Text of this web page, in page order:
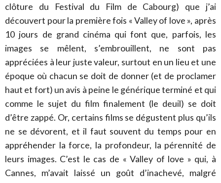
clôture du Festival du Film de Cabourg) que j’ai
découvert pour la première fois « Valley of love », après
10 jours de grand cinéma qui font que, parfois, les
images se mêlent, s’embrouillent, ne sont pas
appréciées à leur juste valeur, surtout en un lieu et une
époque où chacun se doit de donner (et de proclamer
haut et fort) un avis à peine le générique terminé et qui
comme le sujet du film finalement (le deuil) se doit
d’être zappé. Or, certains films se dégustent plus qu’ils
ne se dévorent, et il faut souvent du temps pour en
appréhender la force, la profondeur, la pérennité de
leurs images. C’est le cas de « Valley of love » qui, à
Cannes, m’avait laissé un goût d’inachevé, malgré